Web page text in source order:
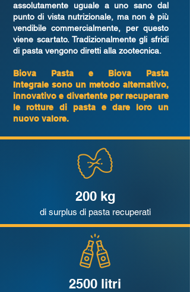
assolutamente uguale a uno sano dal
punto di vista nutrizionale, ma non è più
vendibile commercialmente, per questo
viene scartato. Tradizionalmente gli sfridi
di pasta vengono diretti alla zootecnica.
Biova Pasta e Biova Pasta
Integrale sono un metodo alternativo,
innovativo e divertente per recuperare
le rotture di pasta e dare loro un
nuovo valore.
200 kg
di surplus di pasta recuperati
2500 litri